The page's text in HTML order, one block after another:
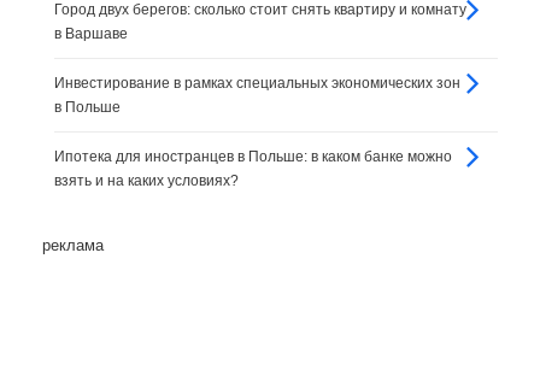
Город двух берегов: сколько стоит снять квартиру и комнату
в Варшаве
Инвестирование в рамках специальных экономических зон
в Польше
Ипотека для иностранцев в Польше: в каком банке можно
взять и на каких условиях?
реклама